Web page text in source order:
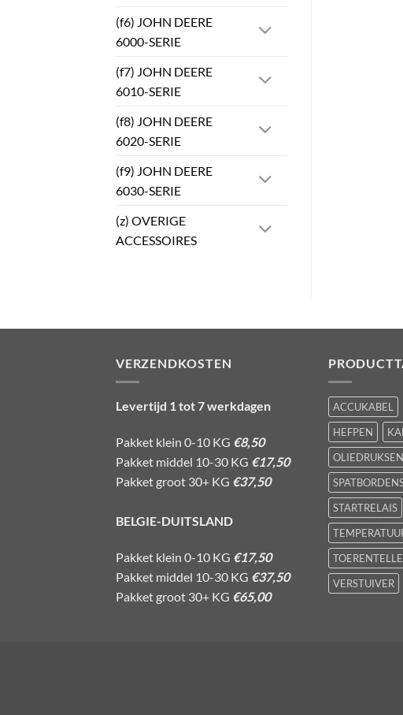
(f6) JOHN DEERE
6000-SERIE
(f7) JOHN DEERE
6010-SERIE
(f8) JOHN DEERE
6020-SERIE
(f9) JOHN DEERE
6030-SERIE
(z) OVERIGE
ACCESSOIRES
VERZENDKOSTEN
Levertijd 1 tot 7 werkdagen
Pakket klein 0-10 KG €8,50
Pakket middel 10-30 KG €17,50
Pakket groot 30+ KG €37,50
BELGIE-DUITSLAND
Pakket klein 0-10 KG €17,50
Pakket middel 10-30 KG €37,50
Pakket groot 30+ KG €65,00
ACCUKABEL
HEFPEN
STARTRELAIS
VERSTUIVER